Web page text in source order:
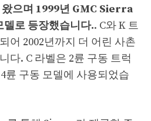
으며 1999년 GMC Sierra
델로 등장했습니다.. C와 K 트
어 2002년까지 더 어린 사촌
다. C 라벨은 2륜 구동 트럭
륜 구동 모델에 사용되었습